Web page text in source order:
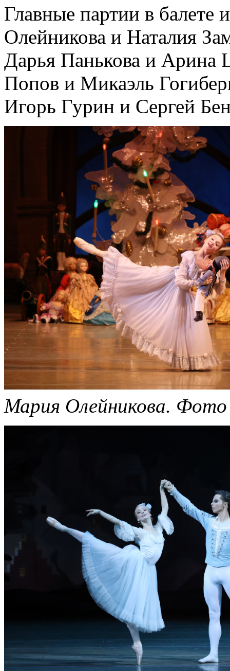
Главные партии в
Олейникова и Наталия
Дарья Панькова и Арина
Попов и Микаэль
Игорь Гурин и Сергей
Мария Олейникова. Фото